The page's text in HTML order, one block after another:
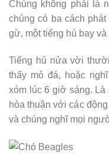
Chúng không phải là
chúng có ba cách
gừ, một tiếng hú bay
Tiếng hú nửa vời
thấy mỏ đá, hoặc
xóm lúc 6 giờ sáng.
hòa thuận với các
và chúng nghĩ mọi